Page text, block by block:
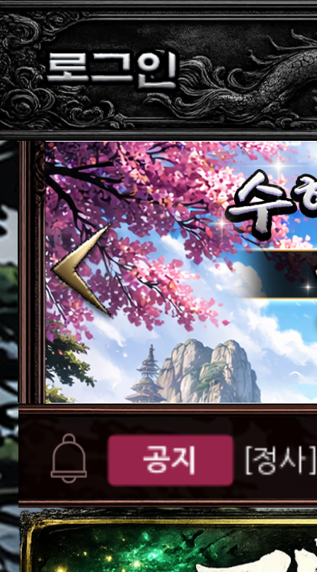
공지 [D-
서버오픈 [공지]
버 S109 오픈
공지 [정
공지 [정사]